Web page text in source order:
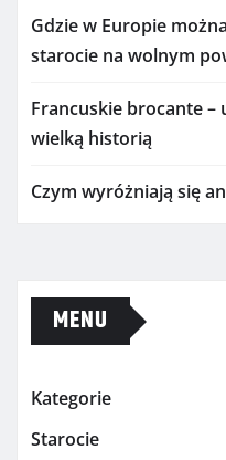
Gdzie w Europie
starocie na wolnym
Francuskie brocante –
wielką historią
Czym wyróżniają się
MENU
Kategorie
Starocie